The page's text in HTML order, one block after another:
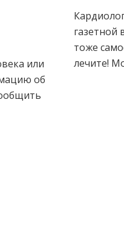
или
об
газетной
тоже
лечите!